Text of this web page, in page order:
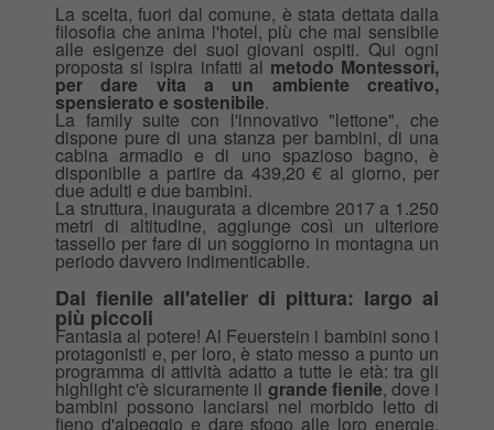
La scelta, fuori dal comune, è stata dettata dalla
filosofia che anima l'hotel, più che mai sensibile
alle esigenze dei suoi giovani ospiti. Qui ogni
proposta si ispira infatti al metodo Montessori,
per dare vita a un ambiente creativo,
spensierato e sostenibile.
La family suite con l'innovativo "lettone", che
dispone pure di una stanza per bambini, di una
cabina armadio e di uno spazioso bagno, è
disponibile a partire da 439,20 € al giorno, per
due adulti e due bambini.
La struttura, inaugurata a dicembre 2017 a 1.250
metri di altitudine, aggiunge così un ulteriore
tassello per fare di un soggiorno in montagna un
periodo davvero indimenticabile.
Dal fienile all'atelier di pittura: largo ai
più piccoli
Fantasia al potere! Al Feuerstein i bambini sono i
protagonisti e, per loro, è stato messo a punto un
programma di attività adatto a tutte le età: tra gli
highlight c'è sicuramente il grande fienile, dove i
bambini possono lanciarsi nel morbido letto di
fieno d'alpeggio e dare sfogo alle loro energie.